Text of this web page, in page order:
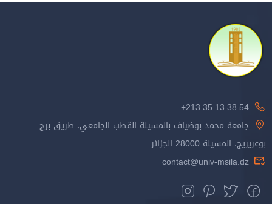
213.35.13.38.54+
جامعة محمد بوضياف بالمسيلة القطب الجامعي، طريق برج
بوعريريج، المسيلة 28000 الجزائر
contact@univ-msila.dz